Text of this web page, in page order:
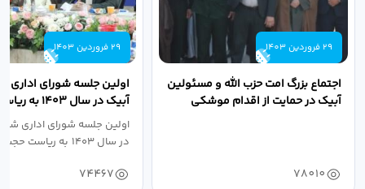
29 فروردین 1403
اجتماع بزرگ امت حزب الله و مسئولین
آبیک در حمایت از اقدام موشکی
78010
29 فروردین 1403
اولین جلسه شورای اداری
آبیک در سال
اله مددخانی...
اولین جلسه شورای اداری
در سال ۱۴۰۳ به ریاست حجت اله...
74467